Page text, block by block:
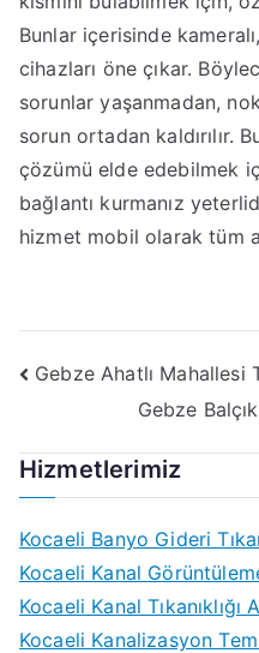
Bunlar içerisinde
cihazları öne çıkar.
sorunlar yaşanmadan,
sorun ortadan kaldırılır.
çözümü elde edebilmek
bağlantı kurmanız
hizmet mobil olarak tüm
Yazı
gezinmesi
Gebze Ahatlı Mahallesi
Gebze
Hizmetlerimiz
Kocaeli Banyo Gideri
Kocaeli Kanal
Kocaeli Kanal Tıkanıklığı
Kocaeli Kanalizasyon